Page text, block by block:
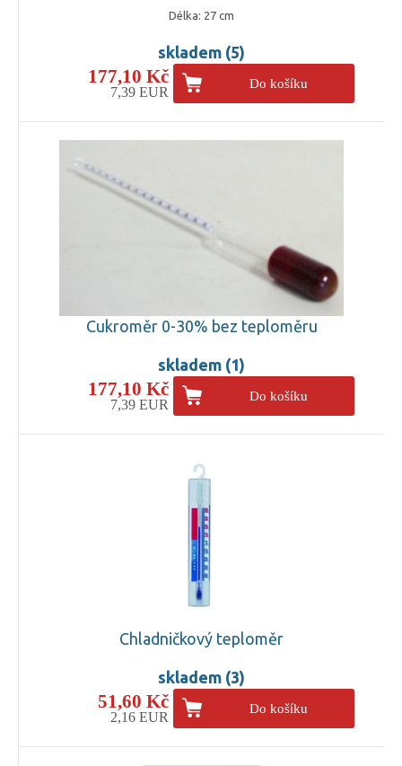
Délka: 27 cm
skladem (5)
177,10 Kč
7,39 EUR
Do košíku
Cukroměr 0-30% bez teploměru
skladem (1)
177,10 Kč
7,39 EUR
Do košíku
Chladničkový teploměr
skladem (3)
51,60 Kč
2,16 EUR
Do košíku